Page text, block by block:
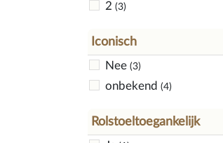
2 (3)
Iconisch
Nee (3)
onbekend (4)
Rolstoeltoegankelijk